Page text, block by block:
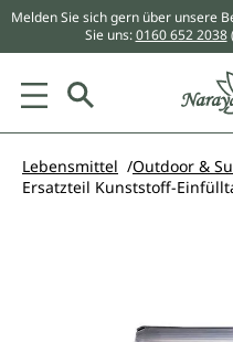
springen
Melden Sie sich gern über unsere
Sie uns:0160 652 2038
Lebensmittel Outdoor &